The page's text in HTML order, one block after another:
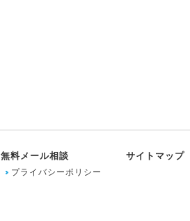
無料メール相談
プライバシーポリシー
サイトマップ